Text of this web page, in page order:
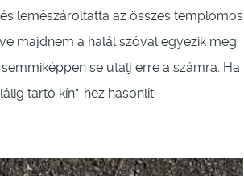
lemészároltatta az összes templomos
majdnem a halál szóval egyezik meg.
se utalj erre a számra. Ha
tartó kín”-hez hasonlít.